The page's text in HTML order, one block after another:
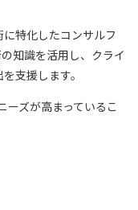
特化したコンサルフ
知識を活用し、クライ
支援します。
ーズが高まっているこ